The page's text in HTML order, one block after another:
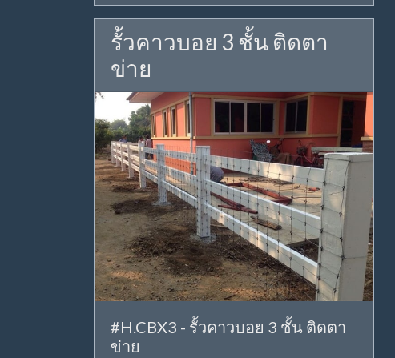
รั้วคาวบอย 3 ชั้น ติดตา
ข่าย
#H.CBX3 - รั้วคาวบอย 3 ชั้น ติดตา
ข่าย